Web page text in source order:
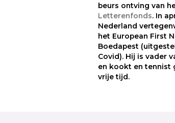
beurs ontving van
Letterenfonds. In
Nederland
het European First
Boedapest
Covid). Hij is vader
en kookt en tennist
vrije tijd.